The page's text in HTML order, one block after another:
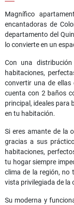
Magnífico
encantadoras de
departamento del
lo convierte en un
Con una
habitaciones,
convertir una de ellas
cuenta con 2 baños
principal, ideales para
en tu habitación.
Si eres amante de la
gracias a sus
habitaciones,
tu hogar siempre
clima de la región, no
vista privilegiada de la
Su moderna y